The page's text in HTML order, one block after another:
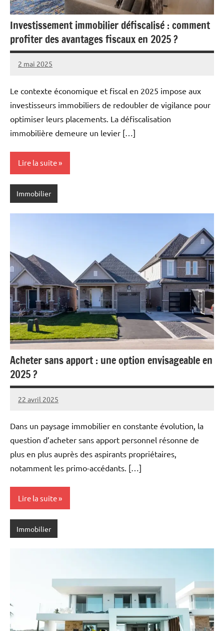
Investissement immobilier défiscalisé : comment
profiter des avantages fiscaux en 2025 ?
2 mai 2025
Marise
Aucun
Le contexte économique et fiscal en 2025 impose aux
investisseurs immobiliers de redoubler de vigilance pour
optimiser leurs placements. La défiscalisation
immobilière demeure un levier […]
Lire la suite
Immobilier
Acheter sans apport : une option envisageable en
2025 ?
22 avril 2025
Marise
Aucun
Dans un paysage immobilier en constante évolution, la
question d’acheter sans apport personnel résonne de
plus en plus auprès des aspirants propriétaires,
notamment les primo-accédants. […]
Lire la suite
Immobilier